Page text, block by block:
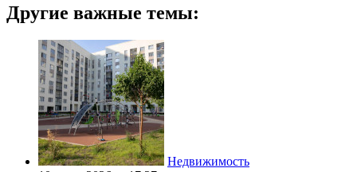
Другие важные темы:
Недвижимость